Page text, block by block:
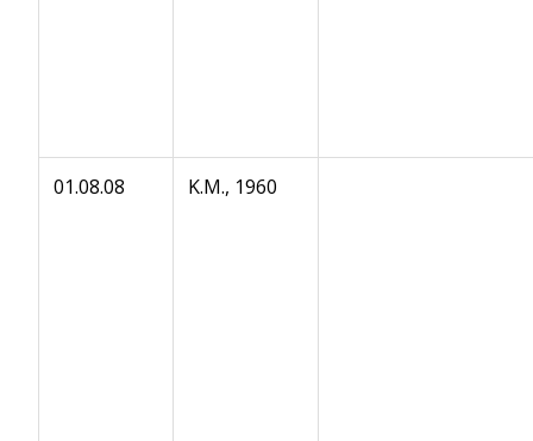
01.08.08 K.M., 1960